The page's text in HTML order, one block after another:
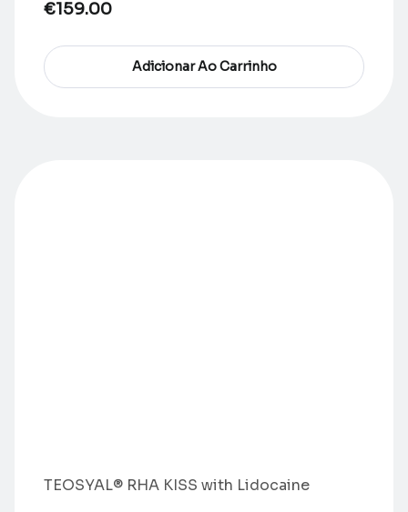
€159.00
Adicionar Ao Carrinho
TEOSYAL® RHA KISS with Lidocaine